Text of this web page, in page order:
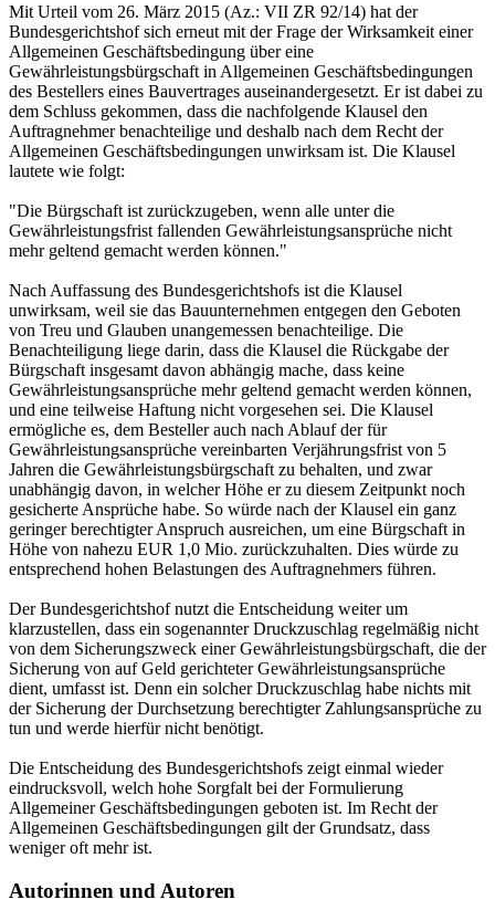
Mit Urteil vom 26. März 2015 (Az.: VII ZR 92/14) hat der
Bundesgerichtshof sich erneut mit der Frage der Wirksamkeit einer
Allgemeinen Geschäftsbedingung über eine
Gewährleistungsbürgschaft in Allgemeinen Geschäftsbedingungen
des Bestellers eines Bauvertrages auseinandergesetzt. Er ist dabei zu
dem Schluss gekommen, dass die nachfolgende Klausel den
Auftragnehmer benachteilige und deshalb nach dem Recht der
Allgemeinen Geschäftsbedingungen unwirksam ist. Die Klausel
lautete wie folgt:
"Die Bürgschaft ist zurückzugeben, wenn alle unter die
Gewährleistungsfrist fallenden Gewährleistungsansprüche nicht
mehr geltend gemacht werden können."
Nach Auffassung des Bundesgerichtshofs ist die Klausel
unwirksam, weil sie das Bauunternehmen entgegen den Geboten
von Treu und Glauben unangemessen benachteilige. Die
Benachteiligung liege darin, dass die Klausel die Rückgabe der
Bürgschaft insgesamt davon abhängig mache, dass keine
Gewährleistungsansprüche mehr geltend gemacht werden können,
und eine teilweise Haftung nicht vorgesehen sei. Die Klausel
ermögliche es, dem Besteller auch nach Ablauf der für
Gewährleistungsansprüche vereinbarten Verjährungsfrist von 5
Jahren die Gewährleistungsbürgschaft zu behalten, und zwar
unabhängig davon, in welcher Höhe er zu diesem Zeitpunkt noch
gesicherte Ansprüche habe. So würde nach der Klausel ein ganz
geringer berechtigter Anspruch ausreichen, um eine Bürgschaft in
Höhe von nahezu EUR 1,0 Mio. zurückzuhalten. Dies würde zu
entsprechend hohen Belastungen des Auftragnehmers führen.
Der Bundesgerichtshof nutzt die Entscheidung weiter um
klarzustellen, dass ein sogenannter Druckzuschlag regelmäßig nicht
von dem Sicherungszweck einer Gewährleistungsbürgschaft, die der
Sicherung von auf Geld gerichteter Gewährleistungsansprüche
dient, umfasst ist. Denn ein solcher Druckzuschlag habe nichts mit
der Sicherung der Durchsetzung berechtigter Zahlungsansprüche zu
tun und werde hierfür nicht benötigt.
Die Entscheidung des Bundesgerichtshofs zeigt einmal wieder
eindrucksvoll, welch hohe Sorgfalt bei der Formulierung
Allgemeiner Geschäftsbedingungen geboten ist. Im Recht der
Allgemeinen Geschäftsbedingungen gilt der Grundsatz, dass
weniger oft mehr ist.
Autorinnen und Autoren